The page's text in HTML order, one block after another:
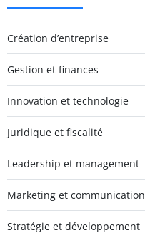
Création d’entreprise
Gestion et finances
Innovation et technologie
Juridique et fiscalité
Leadership et management
Marketing et communication
Stratégie et développement